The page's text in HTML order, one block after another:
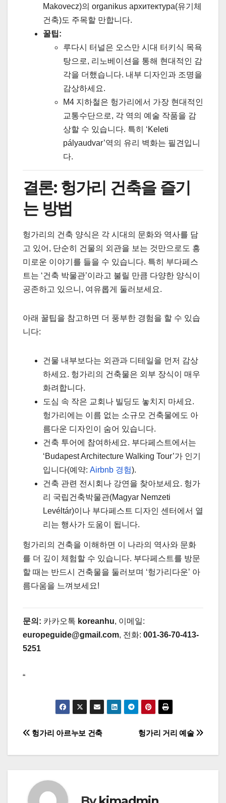
Makovecz)의 organikus архитектура(유기체
건축)도 주목할 만합니다.
꿀팁:
루다시 터널은 오스만 시대 터키식 목욕
탕으로, 리노베이션을 통해 현대적인 감
각을 더했습니다. 내부 디자인과 조명을
감상하세요.
M4 지하철은 헝가리에서 가장 현대적인
교통수단으로, 각 역의 예술 작품을 감
상할 수 있습니다. 특히 ‘Keleti
pályaudvar’역의 유리 벽화는 필견입니
다.
결론: 헝가리 건축을 즐기
는 방법
헝가리의 건축 양식은 각 시대의 문화와 역사를 담
고 있어, 단순히 건물의 외관을 보는 것만으로도 흥
미로운 이야기를 들을 수 있습니다. 특히 부다페스
트는 ‘건축 박물관’이라고 불릴 만큼 다양한 양식이
공존하고 있으니, 여유롭게 둘러보세요.
아래 꿀팁을 참고하면 더 풍부한 경험을 할 수 있습
니다:
건물 내부보다는 외관과 디테일을 먼저 감상
하세요. 헝가리의 건축물은 외부 장식이 매우
화려합니다.
도심 속 작은 교회나 빌딩도 놓치지 마세요.
헝가리에는 이름 없는 소규모 건축물에도 아
름다운 디자인이 숨어 있습니다.
건축 투어에 참여하세요. 부다페스트에서는
‘Budapest Architecture Walking Tour’가 인기
입니다(예약: Airbnb 경험).
건축 관련 전시회나 강연을 찾아보세요. 헝가
리 국립건축박물관(Magyar Nemzeti
Levéltár)이나 부다페스트 디자인 센터에서 열
리는 행사가 도움이 됩니다.
헝가리의 건축을 이해하면 이 나라의 역사와 문화
를 더 깊이 체험할 수 있습니다. 부다페스트를 방문
할 때는 반드시 건축물을 둘러보며 ‘헝가리다운’ 아
름다움을 느껴보세요!
문의: 카카오톡 koreanhu, 이메일:
europeguide@gmail.com, 전화: 001-36-70-413-
5251
“
글
탐
헝가리 거리 예술
헝가리 아르누보 건축